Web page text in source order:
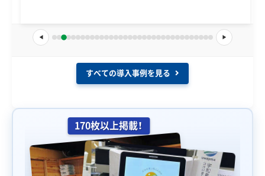
◀ ▶
すべての導入事例を見る
170枚以上掲載！